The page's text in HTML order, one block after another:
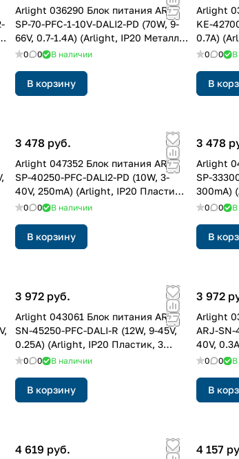
Arlight 036290 Блок питания ARJ-
SP-70-PFC-1-10V-DALI2-PD (70W, 9-
66V, 0.7-1.4A) (Arlight, IP20 Металл,
5 лет)
0 0 В наличии
В корзину
Arlight
KE-
0.7A)
0 0
В
3 478 руб.
Arlight 047352 Блок питания ARJ-
SP-40250-PFC-DALI2-PD (10W, 3-
40V, 250mA) (Arlight, IP20 Пластик,
5 лет)
0 0 В наличии
В корзину
3 478
Arlight
SP-
300mA)
лет)
0 0
В
3 972 руб.
Arlight 043061 Блок питания ARJ-
SN-45250-PFC-DALI-R (12W, 9-45V,
0.25A) (Arlight, IP20 Пластик, 3
года)
0 0 В наличии
В корзину
3 972
Arlight
ARJ-SN-
40V,
года)
0 0
В
4 619 руб. 4 157